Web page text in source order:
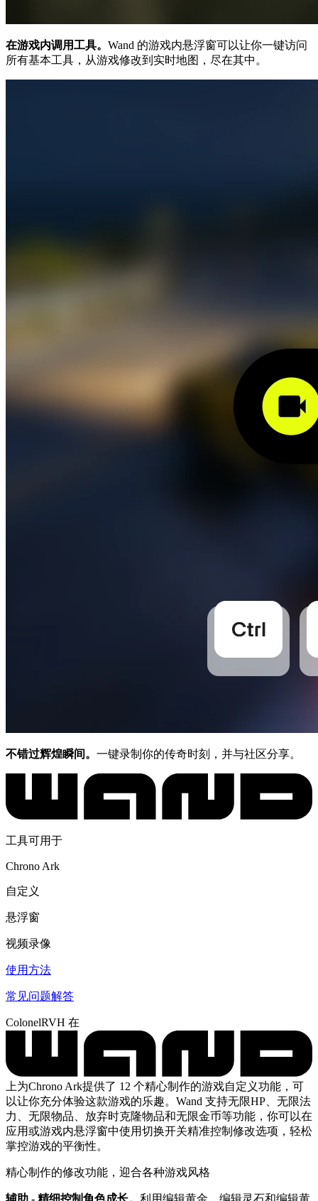
在游戏内调用工具。 Wand 的游戏内悬浮窗可以让你一键访问
所有基本工具，从游戏修改到实时地图，尽在其中。
不错过辉煌瞬间。 一键录制你的传奇时刻，并与社区分享。
工具可用于
Chrono Ark
自定义
悬浮窗
视频录像
使用方法
常见问题解答
ColonelRVH 在
上为Chrono Ark提供了 12 个精心制作的游戏自定义功能，可
以让你充分体验这款游戏的乐趣。Wand 支持无限HP、无限法
力、无限物品、放弃时克隆物品和无限金币等功能，你可以在
应用或游戏内悬浮窗中使用切换开关精准控制修改选项，轻松
掌控游戏的平衡性。
精心制作的修改功能，迎合各种游戏风格
辅助 - 精细控制角色成长。 利用编辑黄金、编辑灵石和编辑黄